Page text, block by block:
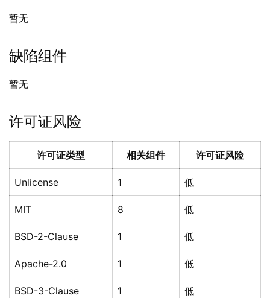
暂无
缺陷组件
暂无
许可证风险
许可证类型 相关组件 许可证风险
Unlicense 1 低
MIT 8 低
BSD-2-Clause 1 低
Apache-2.0 1 低
BSD-3-Clause 1 低